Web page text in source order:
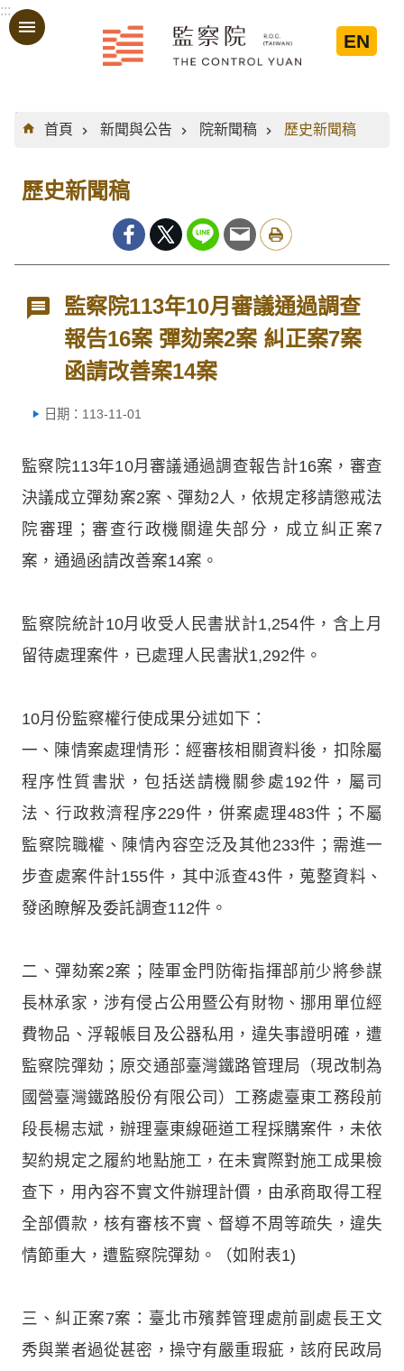
跳到主要內容區塊
:::
EN
:::
首頁
新聞與公告 院新聞稿 歷史新聞稿
歷史新聞稿
監察院113年10月審議通過調查
報告16案 彈劾案2案 糾正案7案
函請改善案14案
日期：113-11-01
監察院113年10月審議通過調查報告計16案，審查
決議成立彈劾案2案、彈劾2人，依規定移請懲戒法
院審理；審查行政機關違失部分，成立糾正案7
案，通過函請改善案14案。
監察院統計10月收受人民書狀計1,254件，含上月
留待處理案件，已處理人民書狀1,292件。
10月份監察權行使成果分述如下：
一、陳情案處理情形：經審核相關資料後，扣除屬
程序性質書狀，包括送請機關參處192件，屬司
法、行政救濟程序229件，併案處理483件；不屬
監察院職權、陳情內容空泛及其他233件；需進一
步查處案件計155件，其中派查43件，蒐整資料、
發函瞭解及委託調查112件。
二、彈劾案2案；陸軍金門防衛指揮部前少將參謀
長林承家，涉有侵占公用暨公有財物、挪用單位經
費物品、浮報帳目及公器私用，違失事證明確，遭
監察院彈劾；原交通部臺灣鐵路管理局（現改制為
國營臺灣鐵路股份有限公司）工務處臺東工務段前
段長楊志斌，辦理臺東線砸道工程採購案件，未依
契約規定之履約地點施工，在未實際對施工成果檢
查下，用內容不實文件辦理計價，由承商取得工程
全部價款，核有審核不實、督導不周等疏失，違失
情節重大，遭監察院彈劾。（如附表1)
三、糾正案7案：臺北市殯葬管理處前副處長王文
秀與業者過從甚密，操守有嚴重瑕疵，該府民政局